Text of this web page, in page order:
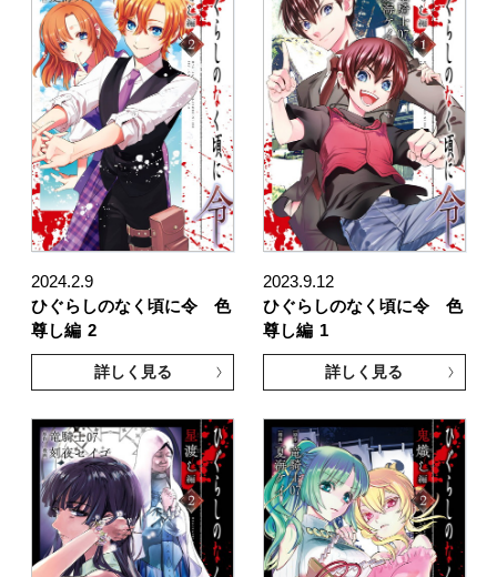
2024.2.9
ひぐらしのなく頃に令 色
尊し編 2
詳しく見る
2023.9.12
ひぐらしのなく頃に令 色
尊し編 1
詳しく見る